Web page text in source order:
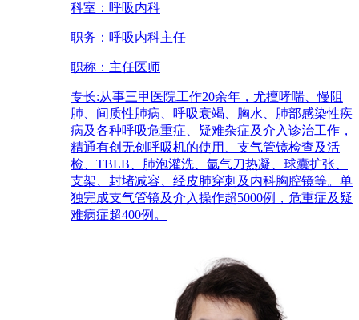
科室： 呼吸内科
职务： 呼吸内科主任
职称： 主任医师
专长:从事三甲医院工作20余年，尤擅哮喘、慢阻
肺、间质性肺病、呼吸衰竭、胸水、肺部感染性疾
病及各种呼吸危重症、疑难杂症及介入诊治工作，
精通有创无创呼吸机的使用、支气管镜检查及活
检、TBLB、肺泡灌洗、氩气刀热凝、球囊扩张、
支架、封堵减容、经皮肺穿刺及内科胸腔镜等。单
独完成支气管镜及介入操作超5000例，危重症及疑
难病症超400例。